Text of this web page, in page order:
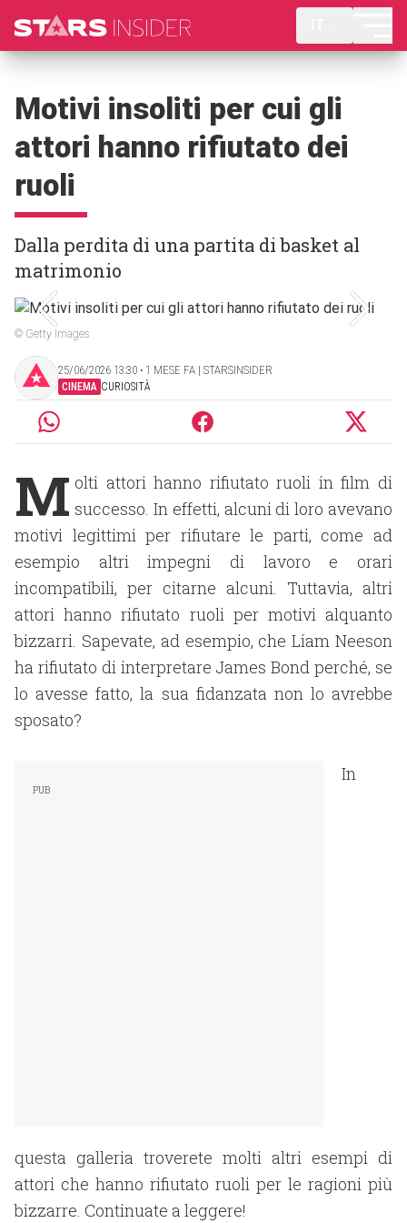
Motivi insoliti per cui gli
attori hanno rifiutato dei
ruoli
Dalla perdita di una partita di basket al
matrimonio
© Getty Images
25/06/2026 13:30 ‧ 1 MESE FA | STARSINSIDER
CINEMA CURIOSITÀ
M olti attori hanno rifiutato ruoli in film di
successo. In effetti, alcuni di loro avevano
motivi legittimi per rifiutare le parti, come ad
esempio altri impegni di lavoro e orari
incompatibili, per citarne alcuni. Tuttavia, altri
attori hanno rifiutato ruoli per motivi alquanto
bizzarri. Sapevate, ad esempio, che Liam Neeson
ha rifiutato di interpretare James Bond perché, se
lo avesse fatto, la sua fidanzata non lo avrebbe
sposato?
In
questa galleria troverete molti altri esempi di
attori che hanno rifiutato ruoli per le ragioni più
bizzarre. Continuate a leggere!